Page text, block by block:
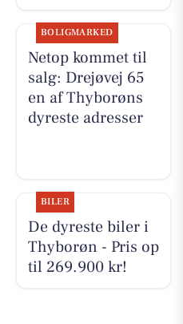
BOLIGMARKED
Netop kommet til
salg: Drejøvej 65
en af Thyborøns
dyreste adresser
BILER
De dyreste biler i
Thyborøn - Pris op
til 269.900 kr!